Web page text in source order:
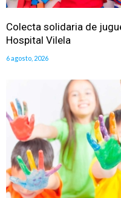
Colecta solidaria de
Hospital Vilela
6 agosto, 2026